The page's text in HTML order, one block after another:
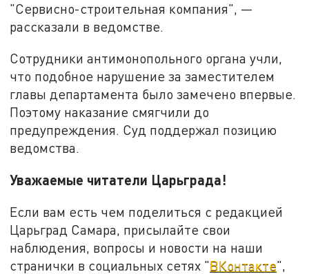
"Сервисно-строительная компания", —
рассказали в ведомстве.
Сотрудники антимонопольного органа учли,
что подобное нарушение за заместителем
главы департамента было замечено впервые.
Поэтому наказание смягчили до
предупреждения. Суд поддержал позицию
ведомства.
Уважаемые читатели Царьграда!
Если вам есть чем поделиться с редакцией
Царьград Самара, присылайте свои
наблюдения, вопросы и новости на наши
странички в социальных сетях "ВКонтакте",